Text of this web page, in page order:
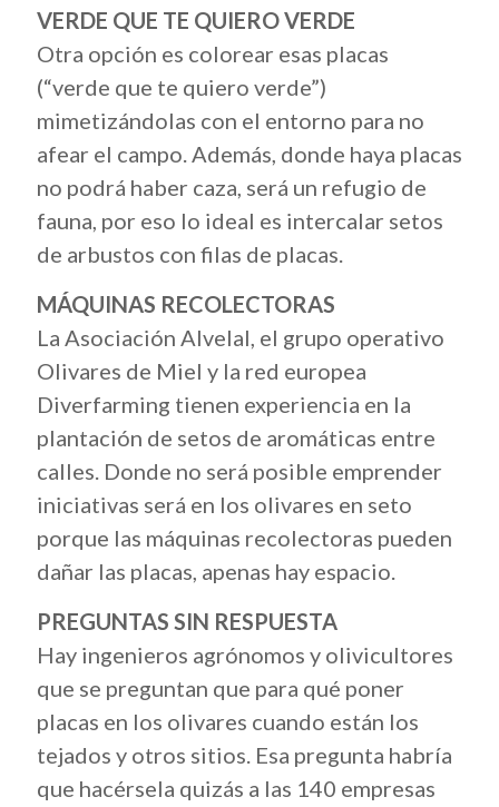
VERDE QUE TE QUIERO VERDE
Otra opción es colorear esas placas
(“verde que te quiero verde”)
mimetizándolas con el entorno para no
afear el campo. Además, donde haya placas
no podrá haber caza, será un refugio de
fauna, por eso lo ideal es intercalar setos
de arbustos con filas de placas.
MÁQUINAS RECOLECTORAS
La Asociación Alvelal, el grupo operativo
Olivares de Miel y la red europea
Diverfarming tienen experiencia en la
plantación de setos de aromáticas entre
calles. Donde no será posible emprender
iniciativas será en los olivares en seto
porque las máquinas recolectoras pueden
dañar las placas, apenas hay espacio.
PREGUNTAS SIN RESPUESTA
Hay ingenieros agrónomos y olivicultores
que se preguntan que para qué poner
placas en los olivares cuando están los
tejados y otros sitios. Esa pregunta habría
que hacérsela quizás a las 140 empresas